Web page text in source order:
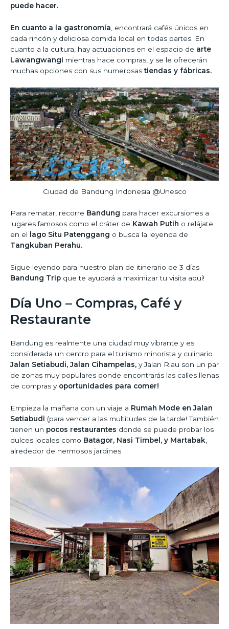
puede hacer.
En cuanto a la gastronomía, encontrará cafés únicos en
cada rincón y deliciosa comida local en todas partes. En
cuanto a la cultura, hay actuaciones en el espacio de arte
Lawangwangi mientras hace compras, y se le ofrecerán
muchas opciones con sus numerosastiendas y fábricas.
Ciudad de Bandung Indonesia @Unesco
Para rematar, recorre Bandung para hacer excursiones a
lugares famosos como el cráter de Kawah Putih o relájate
en el
lago Situ Patenggang o busca la leyenda de
Tangkuban Perahu.
Sigue leyendo para nuestro plan de itinerario de 3 días
Bandung Trip que te ayudará a maximizar tu visita aquí!
Día Uno – Compras, Café y
Restaurante
Bandung es realmente una ciudad muy vibrante y es
considerada un centro para el turismo minorista y culinario.
Jalan Setiabudi, Jalan Cihampelas, y Jalan Riau son un par
de zonas muy populares donde encontrarás las calles llenas
de compras y oportunidades para comer!
Empieza la mañana con un viaje a Rumah Mode en Jalan
Setiabudi (para vencer a las multitudes de la tarde! También
tienen un pocos restaurantes donde se puede probar los
dulces locales como Batagor, Nasi Timbel, y Martabak
alrededor de hermosos jardines.